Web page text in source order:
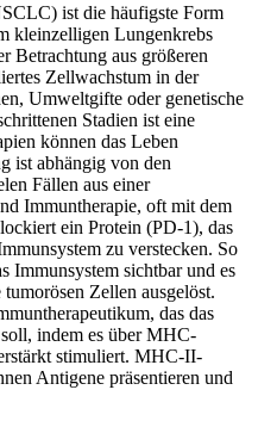
ist die häufigste Form
kleinzelligen Lungenkrebs
Betrachtung aus größeren
Zellwachstum in der
Umweltgifte oder genetische
Stadien ist eine
können das Leben
ist abhängig von den
Fällen aus einer
Immuntherapie, oft mit dem
ein Protein (PD-1), das
zu verstecken. So
Immunsystem sichtbar und es
Zellen ausgelöst.
das das
indem es über MHC-
stimuliert. MHC-II-
Antigene präsentieren und